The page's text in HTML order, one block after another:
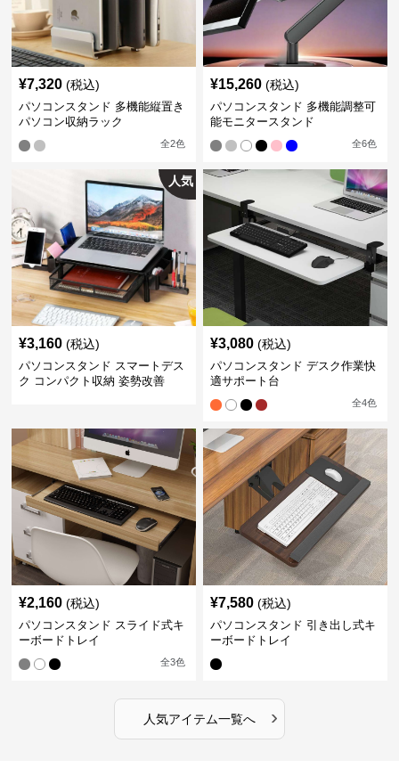
¥7,320 (税込)
パソコンスタンド 多機能縦置き
パソコン収納ラック
全2色
¥15,260 (税込)
パソコンスタンド 多機能調整可
能モニタースタンド
全6色
人気
¥3,160 (税込)
パソコンスタンド スマートデス
ク コンパクト収納 姿勢改善
¥3,080 (税込)
パソコンスタンド デスク作業快
適サポート台
全4色
¥2,160 (税込)
パソコンスタンド スライド式キ
ーボードトレイ
全3色
¥7,580 (税込)
パソコンスタンド 引き出し式キ
ーボードトレイ
人気アイテム一覧へ ›